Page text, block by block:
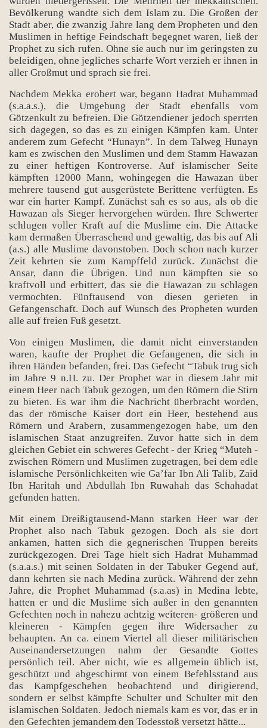
Bevölkerung wandte sich dem Islam zu. Die Großen der
Stadt aber, die zwanzig Jahre lang dem Propheten und den
Muslimen in heftige Feindschaft begegnet waren, ließ der
Prophet zu sich rufen. Ohne sie auch nur im geringsten zu
beleidigen, ohne jegliches scharfe Wort verzieh er ihnen in
aller Großmut und sprach sie frei.
Nachdem Mekka erobert war, begann Hadrat Muhammad
(s.a.a.s.), die Umgebung der Stadt ebenfalls vom
Götzenkult zu befreien. Die Götzendiener jedoch sperrten
sich dagegen, so das es zu einigen Kämpfen kam. Unter
anderem zum Gefecht “Hunayn”. In dem Talweg Hunayn
kam es zwischen den Muslimen und dem Stamm Hawazan
zu einer heftigen Kontroverse. Auf islamischer Seite
kämpften 12000 Mann, wohingegen die Hawazan über
mehrere tausend gut ausgerüstete Berittene verfügten. Es
war ein harter Kampf. Zunächst sah es so aus, als ob die
Hawazan als Sieger hervorgehen würden. Ihre Schwerter
schlugen voller Kraft auf die Muslime ein. Die Attacke
kam dermaßen Überraschend und gewaltig, das bis auf Ali
(a.s.) alle Muslime davonstoben. Doch schon nach kurzer
Zeit kehrten sie zum Kampffeld zurück. Zunächst die
Ansar, dann die Übrigen. Und nun kämpften sie so
kraftvoll und erbittert, das sie die Hawazan zu schlagen
vermochten. Fünftausend von diesen gerieten in
Gefangenschaft. Doch auf Wunsch des Propheten wurden
alle auf freien Fuß gesetzt.
Von einigen Muslimen, die damit nicht einverstanden
waren, kaufte der Prophet die Gefangenen, die sich in
ihren Händen befanden, frei. Das Gefecht “Tabuk trug sich
im Jahre 9 n.H. zu. Der Prophet war in diesem Jahr mit
einem Heer nach Tabuk gezogen, um den Römern die Stirn
zu bieten. Es war ihm die Nachricht überbracht worden,
das der römische Kaiser dort ein Heer, bestehend aus
Römern und Arabern, zusammengezogen habe, um den
islamischen Staat anzugreifen. Zuvor hatte sich in dem
gleichen Gebiet ein schweres Gefecht - der Krieg “Muteh -
zwischen Römern und Muslimen zugetragen, bei dem edle
islamische Persönlichkeiten wie Ga’far Ibn Ali Talib, Zaid
Ibn Haritah und Abdullah Ibn Ruwahah das Schahadat
gefunden hatten.
Mit einem Dreißigtausend-Mann starken Heer war der
Prophet also nach Tabuk gezogen. Doch als sie dort
ankamen, hatten sich die gegnerischen Truppen bereits
zurückgezogen. Drei Tage hielt sich Hadrat Muhammad
(s.a.a.s.) mit seinen Soldaten in der Tabuker Gegend auf,
dann kehrten sie nach Medina zurück. Während der zehn
Jahre, die Prophet Muhammad (s.a.as) in Medina lebte,
hatten er und die Muslime sich außer in den genannten
Gefechten noch in nahezu achtzig weiteren- größeren und
kleineren - Kämpfen gegen ihre Widersacher zu
behaupten. An ca. einem Viertel all dieser militärischen
Auseinandersetzungen nahm der Gesandte Gottes
persönlich teil. Aber nicht, wie es allgemein üblich ist,
geschützt und abgeschirmt von einem Befehlsstand aus
das Kampfgeschehen beobachtend und dirigierend,
sondern er selbst kämpfte Schulter und Schulter mit den
islamischen Soldaten. Jedoch niemals kam es vor, das er in
den Gefechten jemandem den Todesstoß versetzt hätte...